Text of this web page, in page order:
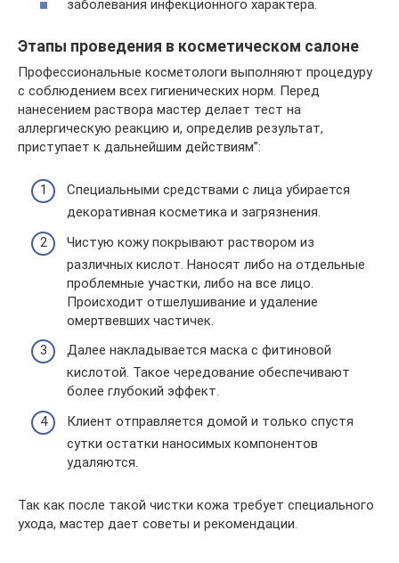
заболевания инфекционного характера.
Этапы проведения в косметическом салоне
Профессиональные косметологи выполняют процедуру
с соблюдением всех гигиенических норм. Перед
нанесением раствора мастер делает тест на
аллергическую реакцию и, определив результат,
приступает к дальнейшим действиям”:
Специальными средствами с лица убирается
декоративная косметика и загрязнения.
Чистую кожу покрывают раствором из
различных кислот. Наносят либо на отдельные
проблемные участки, либо на все лицо.
Происходит отшелушивание и удаление
омертвевших частичек.
Далее накладывается маска с фитиновой
кислотой. Такое чередование обеспечивают
более глубокий эффект.
Клиент отправляется домой и только спустя
сутки остатки наносимых компонентов
удаляются.
Так как после такой чистки кожа требует специального
ухода, мастер дает советы и рекомендации.